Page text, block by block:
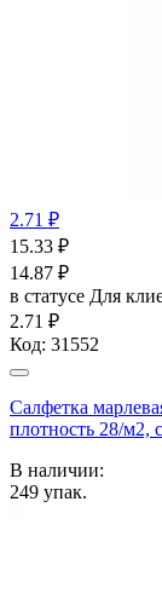
2.71 ₽
15.33 ₽
14.87 ₽
в статусе Для
2.71 ₽
Код: 31552
Салфетка
плотность 28/
В наличии:
249 упак.